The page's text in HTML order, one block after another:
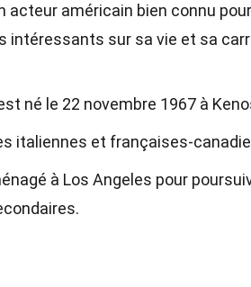
acteur américain bien connu
intéressants sur sa vie et sa
né le 22 novembre 1967 à
italiennes et françaises-
à Los Angeles pour